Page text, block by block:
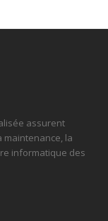
assurent
la
informatique des